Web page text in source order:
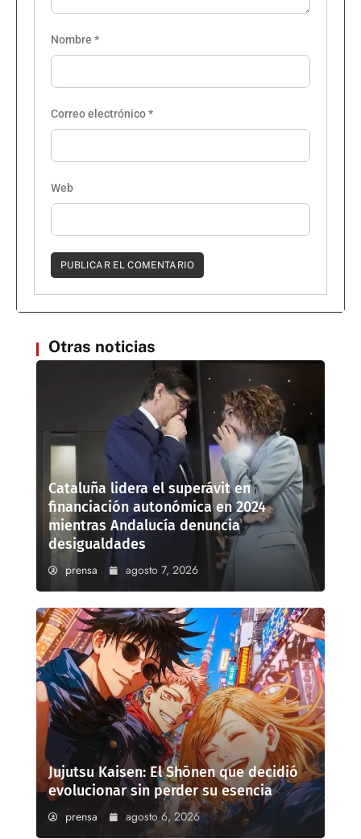
Nombre *
Correo electrónico*
Web
Otras noticias
Cataluña lidera el superávit en
financiación autonómica en 2024
mientras Andalucía denuncia
desigualdades
prensa agosto 7, 2026
Jujutsu Kaisen: El Shōnen que decidió
evolucionar sin perder su esencia
prensa agosto 6, 2026